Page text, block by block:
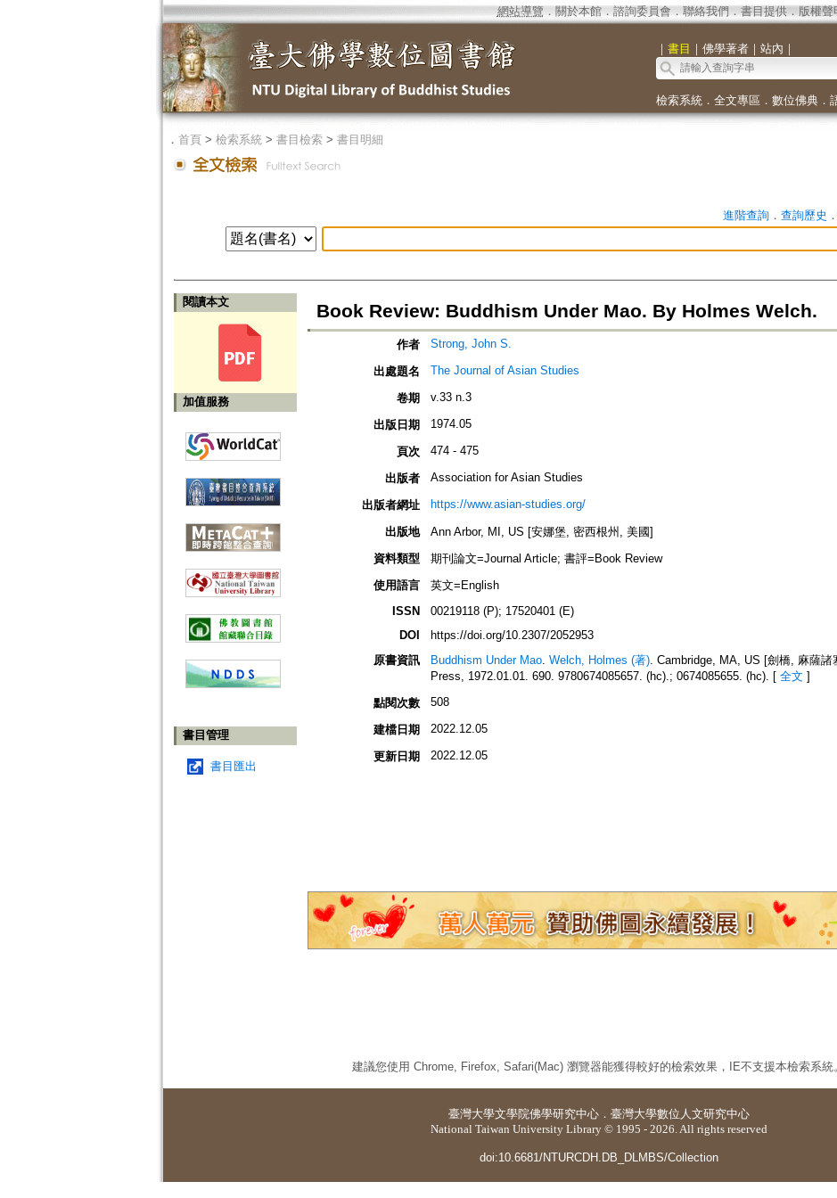
網站導覽 ． 關於本館． 諮詢委員會． 聯絡我們 ． 書目提供． 版權聲
｜ 書目 ｜ 佛學著者｜ 站內 ｜
檢索系統． 全文專區 ． 數位佛典．
． 首頁> 檢索系統> 書目檢索> 書目明細
進階查詢． 查詢歷史 ．
閱讀本文
加值服務
書目管理
書目匯出
Book Review: Buddhism Under Mao. By Holmes Welch.
作者 Strong, John S.
出處題名 The Journal of Asian Studies
卷期 v.33 n.3
出版日期 1974.05
頁次 474 - 475
出版者 Association for Asian Studies
出版者網址 https://www.asian-studies.org/
出版地
Ann Arbor, MI, US [安娜堡, 密西根州, 美國]
資料類型
期刊論文=Journal Article; 書評=Book Review
使用語言
英文=English
ISSN
00219118 (P); 17520401 (E)
DOI
https://doi.org/10.2307/2052953
原書資訊
Buddhism Under Mao. Welch, Holmes (著). Cambridge, MA, US [劍橋, 麻薩
Press, 1972.01.01. 690. 9780674085657. (hc).; 0674085655. (hc). [ 全文 ]
點閱次數
508
建檔日期 2022.12.05
更新日期 2022.12.05
建議您使用 Chrome, Firefox, Safari(Mac) 瀏覽器能獲得較好的檢索效果，IE不支援本檢索系統
臺灣大學文學院佛學研究中心 ． 臺灣大學數位人文研究中心
National Taiwan University Library © 1995 - 2026. All rights reserved
doi:10.6681/NTURCDH.DB_DLMBS/Collection